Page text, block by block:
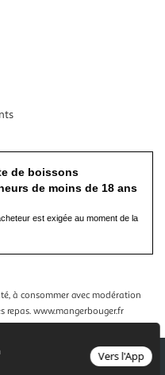
Vers l'App
de boissons
de moins de 18 ans
est exigée au moment de la
à consommer avec modération
repas. www.mangerbouger.fr